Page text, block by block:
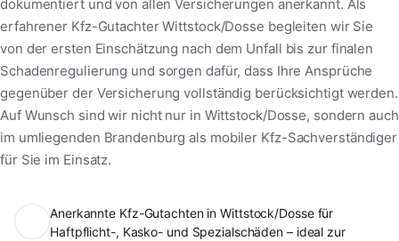
dokumentiert und von allen Versicherungen anerkannt. Als
erfahrener Kfz-Gutachter Wittstock/Dosse begleiten wir Sie
von der ersten Einschätzung nach dem Unfall bis zur finalen
Schadenregulierung und sorgen dafür, dass Ihre Ansprüche
gegenüber der Versicherung vollständig berücksichtigt werden.
Auf Wunsch sind wir nicht nur in Wittstock/Dosse, sondern auch
im umliegenden Brandenburg als mobiler Kfz-Sachverständiger
für Sie im Einsatz.
Anerkannte Kfz-Gutachten in Wittstock/Dosse für
Haftpflicht-, Kasko- und Spezialschäden – ideal zur